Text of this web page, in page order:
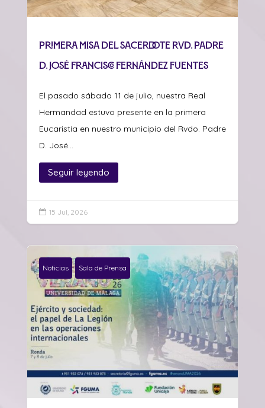
Primera misa del sacerdote Rvd. Padre
D. José Francisco Fernández Fuentes
El pasado sábado 11 de julio, nuestra Real
Hermandad estuvo presente en la primera
Eucaristía en nuestro municipio del Rvdo. Padre
D. José...
Seguir leyendo
 15 Jul, 2026
Noticias Sala de Prensa